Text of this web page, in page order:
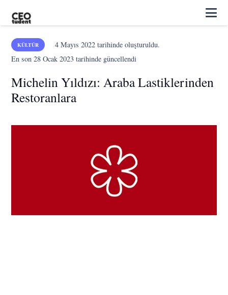
KÜLTÜR 4 Mayıs 2022tarihinde oluşturuldu.
En son28 Ocak 2023 tarihinde güncellendi
Michelin Yıldızı: Araba Lastiklerinden
Restoranlara